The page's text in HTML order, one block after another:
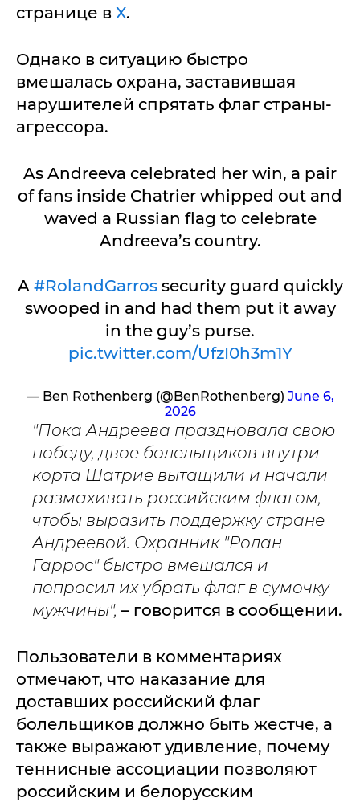
странице в X.
Однако в ситуацию быстро
вмешалась охрана, заставившая
нарушителей спрятать флаг страны-
агрессора.
As Andreeva celebrated her win, a pair
of fans inside Chatrier whipped out and
waved a Russian flag to celebrate
Andreeva’s country.
A #RolandGarrossecurity guard quickly
swooped in and had them put it away
in the guy’s purse.
pic.twitter.com/UfzI0h3m1Y
— Ben Rothenberg (@BenRothenberg) June 6,
2026
"Пока Андреева праздновала свою
победу, двое болельщиков внутри
корта Шатрие вытащили и начали
размахивать российским флагом,
чтобы выразить поддержку стране
Андреевой. Охранник "Ролан
Гаррос" быстро вмешался и
попросил их убрать флаг в сумочку
мужчины", – говорится в сообщении.
Пользователи в комментариях
отмечают, что наказание для
доставших российский флаг
болельщиков должно быть жестче, а
также выражают удивление, почему
теннисные ассоциации позволяют
российским и белорусским